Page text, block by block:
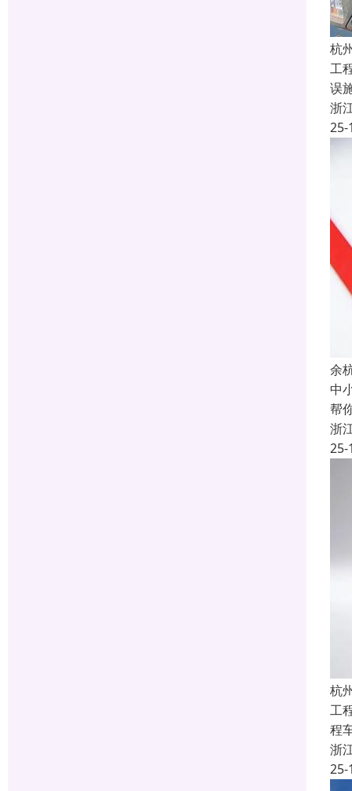
杭
工
误
浙
25-
余
中
帮
浙
25-
杭
工
程
浙
25-